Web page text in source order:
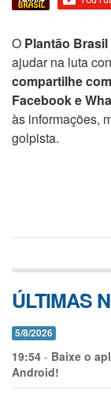
O Plantão Brasil
ajudar na luta
compartilhe
Facebook e
às informações,
golpista.
ÚLTIMAS
5/8/2026
19:54 - Baixe o
Android!